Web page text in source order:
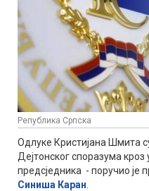
Република Српска
Одлуке Кристијана Шмита
Дејтонског споразума
предсједника - поручио је
Синиша Каран